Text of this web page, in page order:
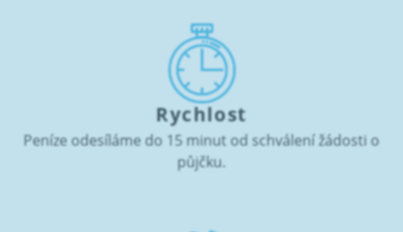
Rychlost
Peníze odesíláme do 15 minut od schválení žádosti o
půjčku.